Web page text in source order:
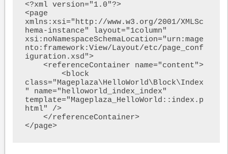
<?xml version="1.0"?>
<page
xmlns:xsi="http://www.w3.org/2001/XMLSc
hema-instance" layout="1column"
xsi:noNamespaceSchemaLocation="urn:mage
nto:framework:View/Layout/etc/page_conf
iguration.xsd">
class="Mageplaza\HelloWorld\Block\Index
" name="helloworld_index_index"
template="Mageplaza_HelloWorld::index.p
html" />
</page>